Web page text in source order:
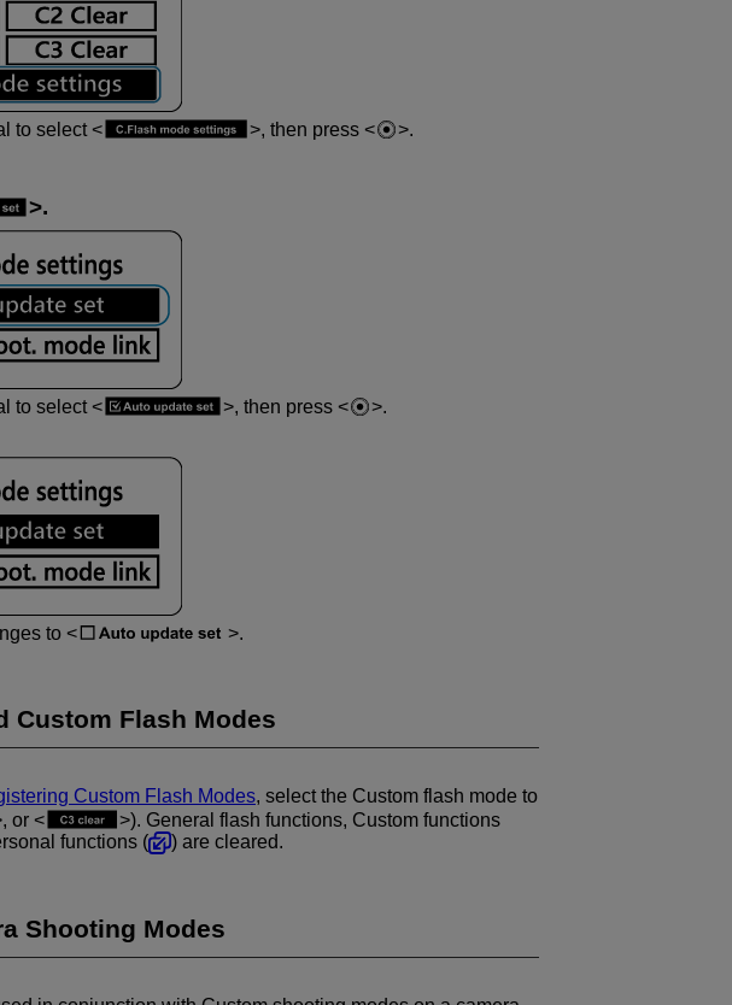
to select , then press .
.
to select , then press .
to .
Custom Flash Modes
Custom Flash Modes, select the Custom flash mode to
, or
). General flash functions, Custom functions
functions ( ) are cleared.
Shooting Modes